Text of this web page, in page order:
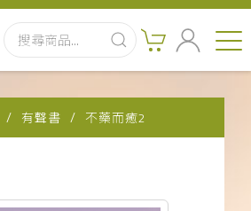
首頁
最新消息
有聲書 不藥而癒2